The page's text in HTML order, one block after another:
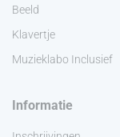
Beeld
Klavertje
Muzieklabo Inclusief
Informatie